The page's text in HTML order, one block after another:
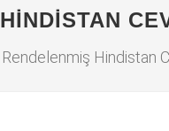
HINDISTAN
Rendelenmiş Hindistan